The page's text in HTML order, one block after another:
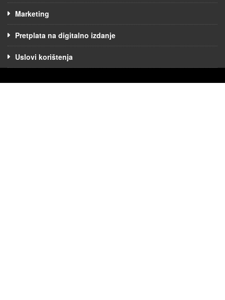
Marketing
Pretplata na digitalno izdanje
Uslovi korištenja